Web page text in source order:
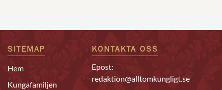
SITEMAP
Hem
Kungafamiljen
KONTAKTA OSS
Epost:
redaktion@alltomkungligt.se